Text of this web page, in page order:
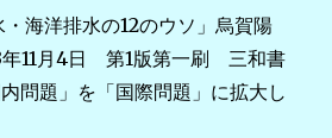
海洋排水の12のウソ」烏賀陽
11月4日 第1版第一刷 三和書
問題」を「国際問題」に拡大し